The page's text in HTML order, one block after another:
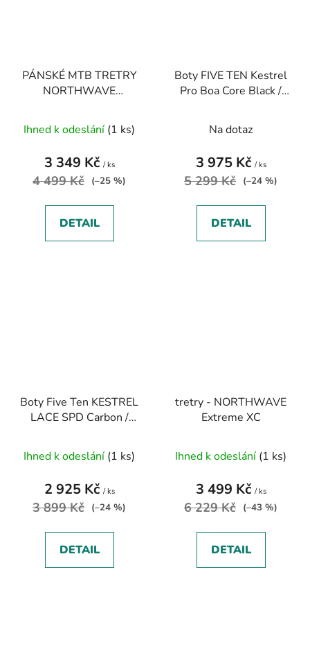
PÁNSKÉ MTB TRETRY
NORTHWAVE
black
Ihned k odeslání (1 ks)
3 349 Kč / ks
4 499 Kč (–25 %)
DETAIL
Boty FIVE TEN Kestrel
Pro Boa Core Black /
Na dotaz
3 975 Kč / ks
5 299 Kč (–24 %)
DETAIL
Boty Five Ten KESTREL
LACE SPD Carbon /
Ihned k odeslání (1 ks)
2 925 Kč / ks
3 899 Kč (–24 %)
DETAIL
tretry - NORTHWAVE
Extreme XC
Ihned k odeslání (1 ks)
3 499 Kč / ks
6 229 Kč (–43 %)
DETAIL